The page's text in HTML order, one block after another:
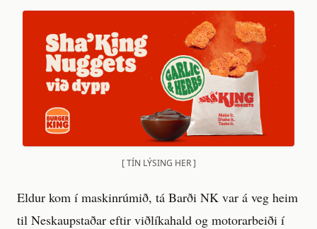
[ TÍN LÝSING HER ]
Eldur kom í maskinrúmið, tá Barði NK var á veg heim
til Neskaupstaðar eftir viðlíkahald og motorarbeiði í